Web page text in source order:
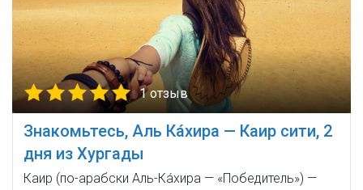
1 отзыв
Знакомьтесь, Аль Ка́хира — Каир сити, 2
дня из Хургады
Каир (по-арабски Аль-Ка́хира — «Победитель») —